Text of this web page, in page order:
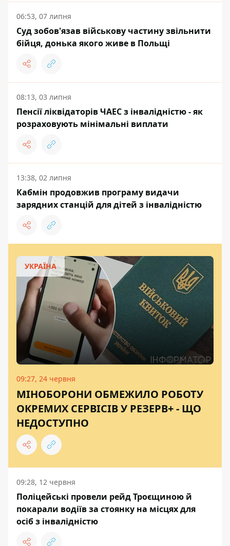
06:53, 07 липня
Суд зобов'язав військову частину звільнити
бійця, донька якого живе в Польщі
08:13, 03 липня
Пенсії ліквідаторів ЧАЕС з інвалідністю - як
розраховують мінімальні виплати
13:38, 02 липня
Кабмін продовжив програму видачи
зарядних станцій для дітей з інвалідністю
УКРАЇНА
09:27, 24 червня
МІНОБОРОНИ ОБМЕЖИЛО РОБОТУ
ОКРЕМИХ СЕРВІСІВ У РЕЗЕРВ+ - ЩО
НЕДОСТУПНО
09:28, 12 червня
Поліцейські провели рейд Троєщиною й
покарали водіїв за стоянку на місцях для
осіб з інвалідністю